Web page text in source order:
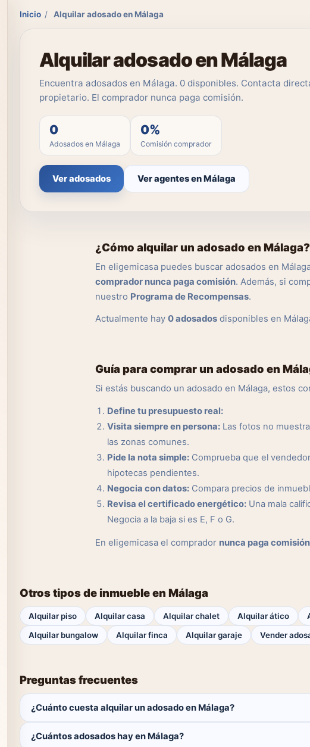
Inicio / Alquilar adosado en Málaga
Alquilar adosado en Málaga
Encuentra adosados en Málaga. 0 disponibles. Contacta
propietario. El comprador nunca paga comisión.
0
Adosados en Málaga
0%
Comisión comprador
Ver adosados Ver agentes en Málaga
¿Cómo alquilar un adosado en Málaga?
En eligemicasa puedes buscar adosados en
comprador nunca paga comisión. Además, si
nuestro Programa de Recompensas.
Actualmente hay 0 adosados disponibles en
Guía para comprar un adosado en
Si estás buscando un adosado en Málaga, estos
Define tu presupuesto real:
Visita siempre en persona: Las fotos no
las zonas comunes.
Pide la nota simple: Comprueba que el
hipotecas pendientes.
Negocia con datos: Compara precios de
Revisa el certificado energético: Una mala
Negocia a la baja si es E, F o G.
En eligemicasa el comprador nunca paga comisión
Otros tipos de inmueble en Málaga
Alquilar piso Alquilar casa Alquilar chalet Alquilar ático
Alquilar bungalow
Alquilar finca Alquilar garaje Vender
Preguntas frecuentes
¿Cuánto cuesta alquilar un adosado en Málaga?
¿Cuántos adosados hay en Málaga?